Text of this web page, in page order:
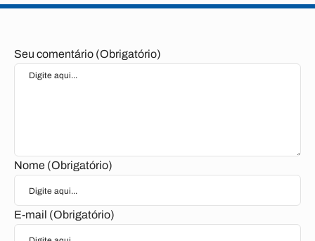
Seu comentário (Obrigatório)
Nome (Obrigatório)
E-mail (Obrigatório)